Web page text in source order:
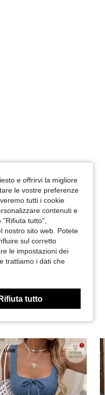
98 cm / 39 in, Colore: Giallo,
e offrirvi la migliore
le vostre preferenze
tutti i cookie
contenuti e
tutto",
nostro sito web. Potete
sul corretto
le impostazioni dei
trattiamo i dati che
Rifiuta tutto